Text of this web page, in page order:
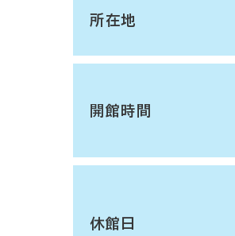
所在地
開館時間
休館日